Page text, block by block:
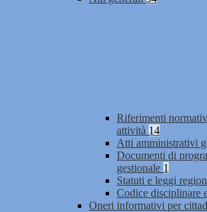
Riferimenti
attività 14
Atti amministrativi
Documenti di
gestionale 1
Statuti e leggi
Codice disciplinare
Oneri informativi per